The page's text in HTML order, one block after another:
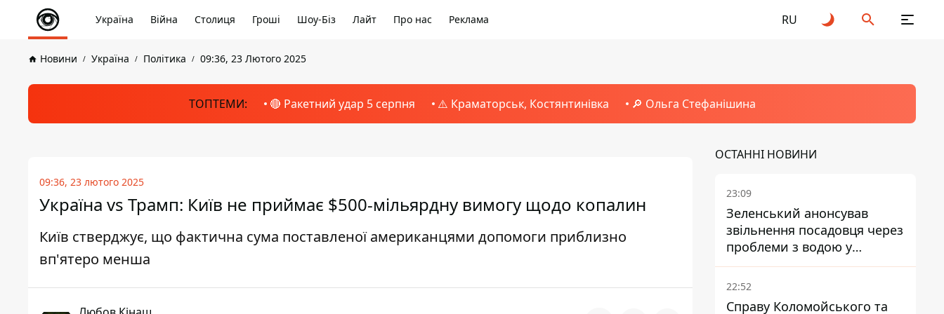
Україна Війна Столиця Гроші Шоу-Біз Лайт Про нас Реклама RU
Новини Україна Політика 09:36, 23 Лютого 2025
ТОПТЕМИ: 🔴 Ракетний удар 5 серпня ⚠️ Краматорськ, Костянтинівка 🔎 Ольга Стефанішина
09:36, 23 лютого 2025
Україна vs Трамп: Київ не приймає $500-мільярдну вимогу щодо копалин
Київ стверджує, що фактична сума поставленої ​​американцями допомоги приблизно
вп'ятеро менша
ОСТАННІ НОВИНИ
23:09
Зеленський анонсував
звільнення посадовця через
проблеми з водою у
Марганці
22:52
Справу Коломойського та